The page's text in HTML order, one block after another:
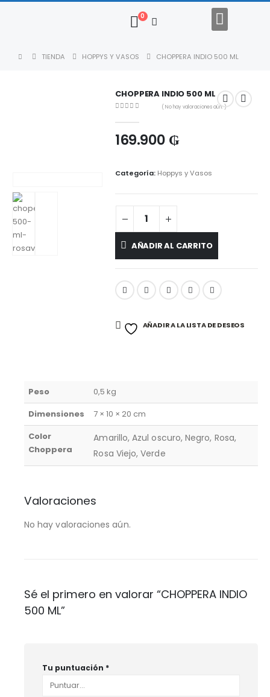
0
TIENDA HOPPYS Y VASOS CHOPPERA INDIO 500 ML
CHOPPERA INDIO 500 ML
( No hay valoraciones aún. )
169.900 ₲
Categoría: Hoppys y Vasos
AÑADIR AL CARRITO
AÑADIR A LA LISTA DE DESEOS
Peso
0,5 kg
Dimensiones
7 × 10 × 20 cm
Color
Choppera
Amarillo, Azul oscuro, Negro, Rosa,
Rosa Viejo, Verde
Valoraciones
No hay valoraciones aún.
Sé el primero en valorar “CHOPPERA INDIO
500 ML”
Tu puntuación *